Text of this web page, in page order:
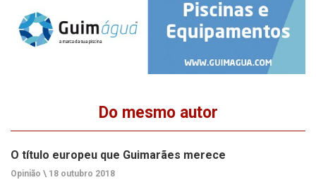
Do mesmo autor
O título europeu que Guimarães merece
Opinião \ 18 outubro 2018